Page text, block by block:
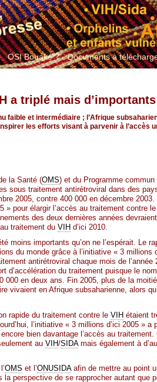
OSI Bouaké ? Documents à
a triplé mais
et intermédiaire ; l’Afrique
les efforts visant à parvenir à l’accès
la Santé (OMS) et du Programme commun
sous traitement antirétroviral dans des
2005, contre 400 000 en décembre 2003.
» pour élargir l’accès au traitement contre le
des deux dernières années
traitement du VIH d’ici 2010.
moins importants qu’on ne l’espérait. Le
du monde grâce à l’initiative « 3 millions
antirétroviral chaque mois de l’année
d’accélération du traitement puisque le
000 en deux ans. Fin 2005, plus de la
vivaient en Afrique subsaharienne, alors
rapide du traitement contre le VIH étaient
l’initiative « 3 millions d’ici 2005 » a
bien davantage l’accès au traitement.
au VIH/SIDAmais également à
OMS et l’ONUSIDAafin de mettre au point
la perspective de se rapprocher autant que